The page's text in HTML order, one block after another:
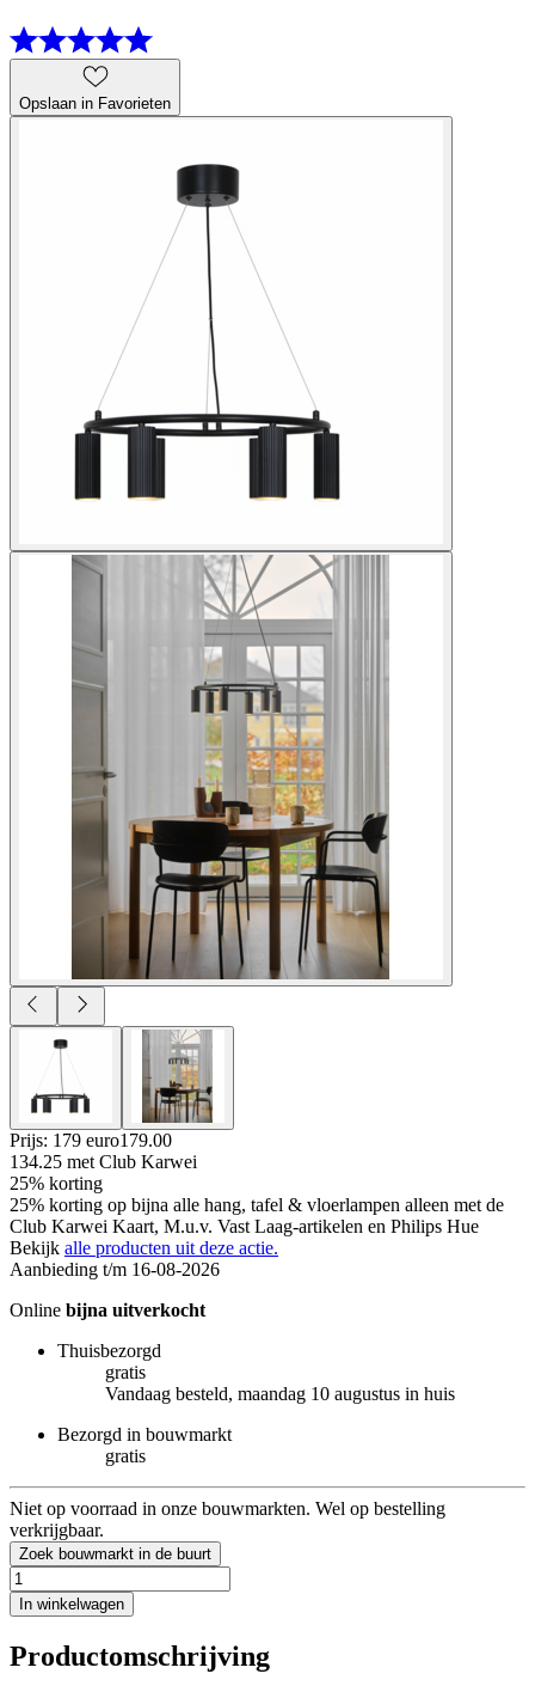
Opslaan in Favorieten
Prijs: 179 euro179.00
134.25 met Club Karwei
25% korting
25% korting op bijna alle hang, tafel & vloerlampen alleen met de
Club Karwei Kaart, M.u.v. Vast Laag-artikelen en Philips Hue
Bekijk alle producten uit deze actie.
Aanbieding t/m 16-08-2026
Online bijna uitverkocht
Thuisbezorgd
gratis
Vandaag besteld, maandag 10 augustus in huis
Bezorgd in bouwmarkt
gratis
Niet op voorraad in onze bouwmarkten. Wel op bestelling
verkrijgbaar.
Zoek bouwmarkt in de buurt
In winkelwagen
Productomschrijving